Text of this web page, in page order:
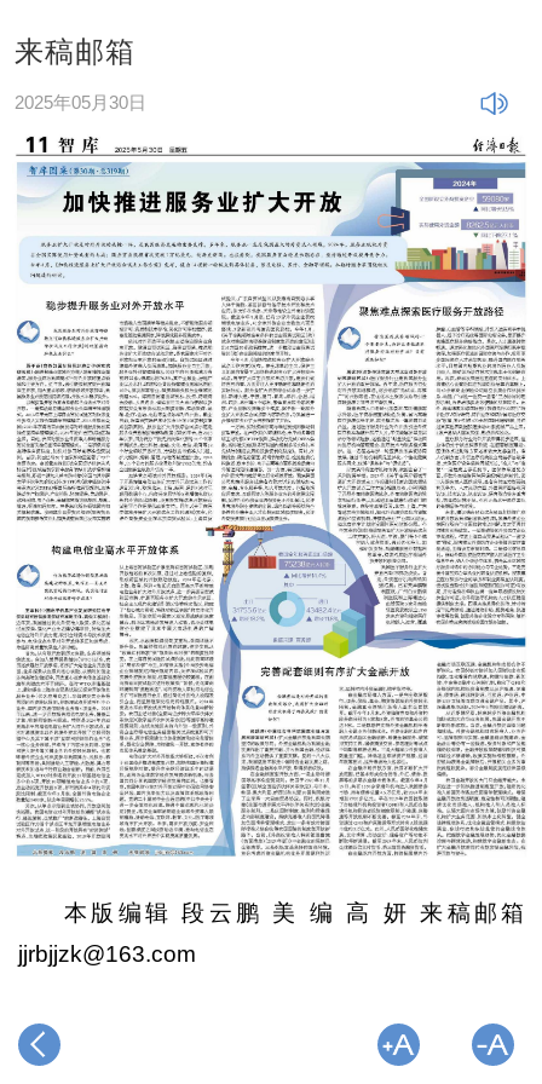
来稿邮箱
2025年05月30日
本版编辑 段云鹏 美 编 高 妍 来稿邮箱
jjrbjjzk@163.com